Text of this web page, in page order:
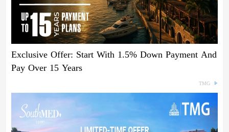
Exclusive Offer: Start With 1.5% Down Payment And
Pay Over 15 Years
TMG